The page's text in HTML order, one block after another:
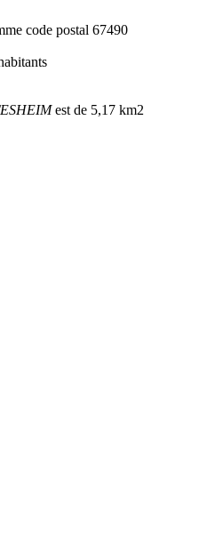
code postal 67490
est de 5,17 km2